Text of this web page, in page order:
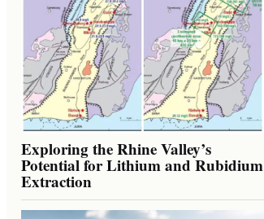
Exploring the Rhine Valley’s
Potential for Lithium and Rubidium
Extraction